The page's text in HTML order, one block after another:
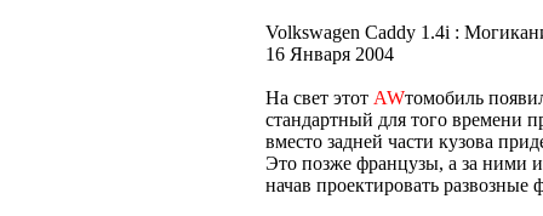
Volkswagen Caddy 1.4i :
16 Января 2004
На свет этот AWтомобиль
стандартный для того времени
вместо задней части кузова
Это позже французы, а за ними
начав проектировать